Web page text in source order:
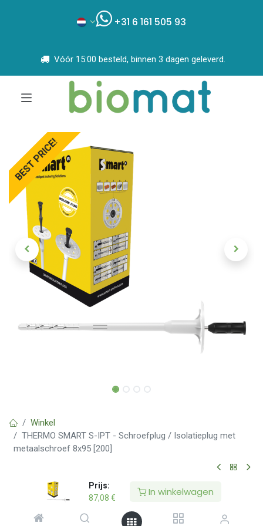
Prijs:
87,08 € In winkelwagen
+31 6 161 505 93
Vóór 15:00 besteld, binnen 3 dagen geleverd.
BEST PRICE!
Winkel
THERMO SMART S-IPT - Schroefplug / Isolatieplug met
metaalschroef 8x95 [200]
THERMO SMART S-IPT - Schroefplug /
Isolatieplug met metaalschroef 8x95
[200]